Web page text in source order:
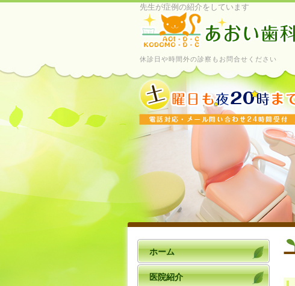
先生が症例の紹介をしています
休診日や時間外の診察もお問合せください
ホーム
医院紹介